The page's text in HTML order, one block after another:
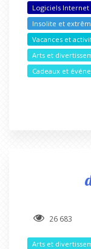
Logiciels Internet
Insolite et
Vacances et
Arts et
Cadeaux et
26 683
Arts et